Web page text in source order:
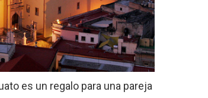
es un regalo para una pareja